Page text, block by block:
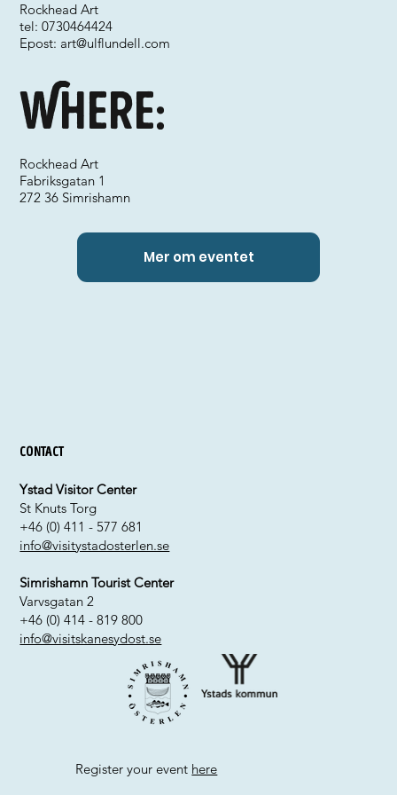
Where:
Rockhead Art
tel: 0730464424
Epost: art@ulflundell.com
Rockhead Art
Fabriksgatan 1
272 36 Simrishamn
Mer om eventet
Contact
Ystad Visitor Center
St Knuts Torg
+46 (0) 411 - 577 681
info@visitystadosterlen.se
Simrishamn Tourist Center
Varvsgatan 2
+46 (0) 414 - 819 800
info@visitskanesydost.se
Register your event here